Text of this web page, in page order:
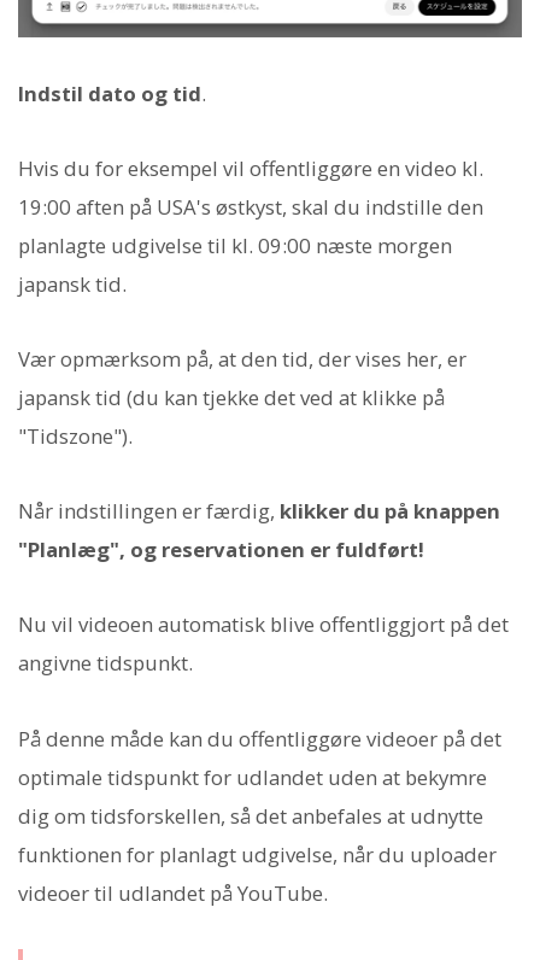
Indstil dato og tid.
Hvis du for eksempel vil offentliggøre en video kl.
19:00 aften på USA's østkyst, skal du indstille den
planlagte udgivelse til kl. 09:00 næste morgen
japansk tid.
Vær opmærksom på, at den tid, der vises her, er
japansk tid (du kan tjekke det ved at klikke på
"Tidszone").
Når indstillingen er færdig, klikker du på knappen
"Planlæg", og reservationen er fuldført!
Nu vil videoen automatisk blive offentliggjort på det
angivne tidspunkt.
På denne måde kan du offentliggøre videoer på det
optimale tidspunkt for udlandet uden at bekymre
dig om tidsforskellen, så det anbefales at udnytte
funktionen for planlagt udgivelse, når du uploader
videoer til udlandet på YouTube.